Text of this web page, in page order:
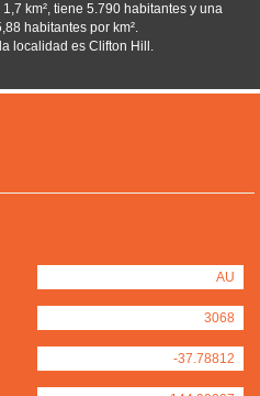
AU
3068
-37.78812
km², tiene 5.790 habitantes y una
habitantes por km².
localidad es Clifton Hill.